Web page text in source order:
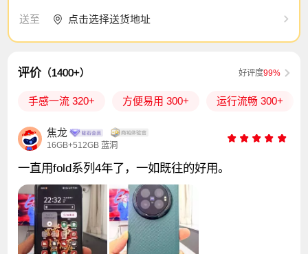
送至 点击选择送货地址
评价 （1400+） 好评度99%
手感一流 320+ 方便易用 300+ 运行流畅 300+
焦龙
16GB+512GB 蓝洞
一直用fold系列4年了，一如既往的好用。